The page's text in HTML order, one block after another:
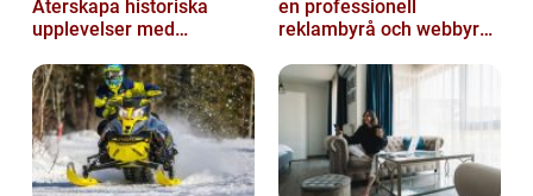
Återskapa historiska
upplevelser med
en professionell
reklambyrå och webbyrå
kommunikati...